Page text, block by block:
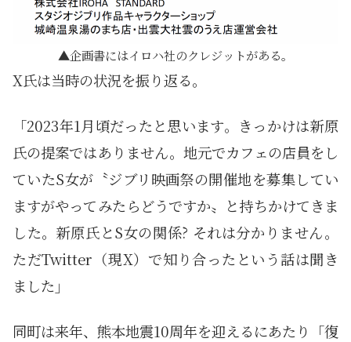
企画書にはイロハ社のクレジットがある。
X氏は当時の状況を振り返る。
「2023年1月頃だったと思います。きっかけは新原
氏の提案ではありません。地元でカフェの店員をし
ていたS女が〝ジブリ映画祭の開催地を募集してい
ますがやってみたらどうですか〟と持ちかけてきま
した。新原氏とS女の関係? それは分かりません。
ただTwitter（現X）で知り合ったという話は聞き
ました」
同町は来年、熊本地震10周年を迎えるにあたり「復